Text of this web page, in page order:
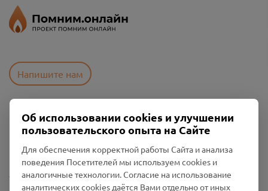
Напишите нам
Пользовательское соглашение
Политика конфиденциальности
Промо-материалы
Настройки cookies
Об использовании cookies и улучшении
пользовательского опыта на Сайте
Для обеспечения корректной работы Сайта и анализа
поведения Посетителей мы используем cookies и
аналогичные технологии. Согласие на использование
аналитических cookies даётся Вами отдельно от иных